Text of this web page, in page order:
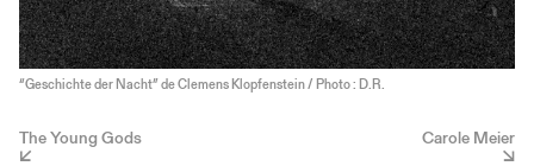
“Geschichte der Nacht” de Clemens Klopfenstein / Photo : D.R.
The Young Gods Carole Meier